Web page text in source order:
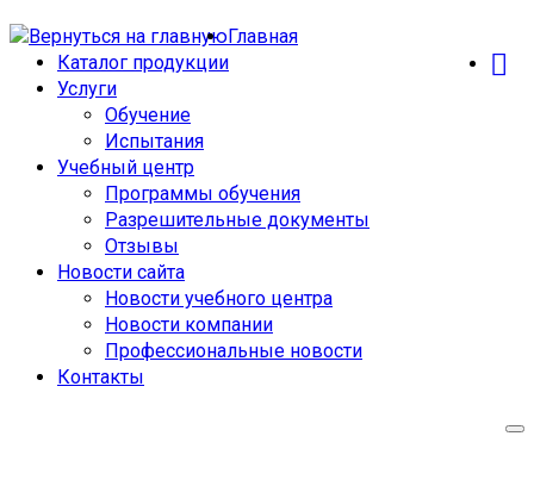
Главная
Каталог продукции
Услуги
Обучение
Испытания
Учебный центр
Программы обучения
Разрешительные документы
Отзывы
Новости сайта
Новости учебного центра
Новости компании
Профессиональные новости
Контакты